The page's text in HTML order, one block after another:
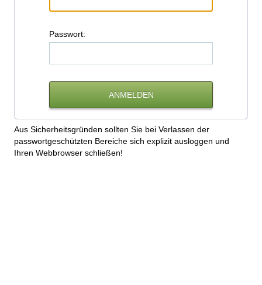
Passwort:
Aus Sicherheitsgründen sollten Sie bei Verlassen der
passwortgeschützten Bereiche sich explizit ausloggen und
Ihren Webbrowser schließen!